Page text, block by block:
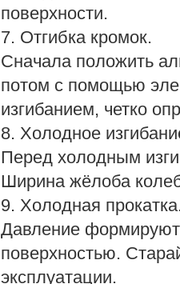
поверхности.
7. Отгибка кромок.
Сначала положить
потом с помощью
изгибанием, четко
8. Холодное
Перед холодным
Ширина жёлоба
9. Холодная
Давление
поверхностью.
эксплуатации.